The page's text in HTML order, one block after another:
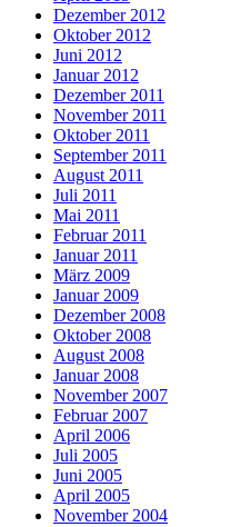
Dezember 2012
Oktober 2012
Juni 2012
Januar 2012
Dezember 2011
November 2011
Oktober 2011
September 2011
August 2011
Juli 2011
Mai 2011
Februar 2011
Januar 2011
März 2009
Januar 2009
Dezember 2008
Oktober 2008
August 2008
Januar 2008
November 2007
Februar 2007
April 2006
Juli 2005
Juni 2005
April 2005
November 2004